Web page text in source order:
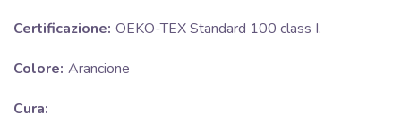
Certificazione: OEKO-TEX Standard 100 class I.
Colore: Arancione
Cura: